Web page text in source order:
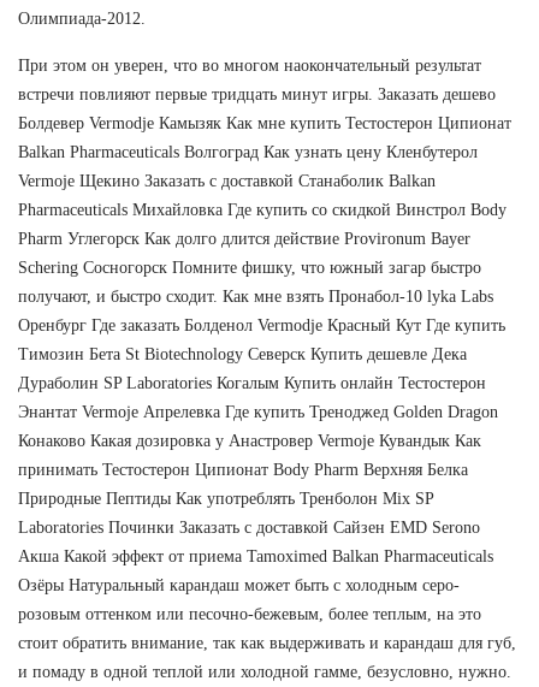
Олимпиада-2012.
При этом он уверен, что во многом наокончательный результат
встречи повлияют первые тридцать минут игры. Заказать дешево
Болдевер Vermodje Камызяк Как мне купить Тестостерон Ципионат
Balkan Pharmaceuticals Волгоград Как узнать цену Кленбутерол
Vermoje Щекино Заказать с доставкой Станаболик Balkan
Pharmaceuticals Михайловка Где купить со скидкой Винстрол Body
Pharm Углегорск Как долго длится действие Provironum Bayer
Schering Сосногорск Помните фишку, что южный загар быстро
получают, и быстро сходит. Как мне взять Пронабол-10 lyka Labs
Оренбург Где заказать Болденол Vermodje Красный Кут Где купить
Tимозин Бета St Biotechnology Северск Купить дешевле Дека
Дураболин SP Laboratories Когалым Купить онлайн Тестостерон
Энантат Vermoje Апрелевка Где купить Треноджед Golden Dragon
Конаково Какая дозировка у Анастровер Vermoje Кувандык Как
принимать Тестостерон Ципионат Body Pharm Верхняя Белка
Природные Пептиды Как употреблять Тренболон Mix SP
Laboratories Починки Заказать с доставкой Сайзен EMD Serono
Акша Какой эффект от приема Tamoximed Balkan Pharmaceuticals
Озёры Натуральный карандаш может быть с холодным серо-
розовым оттенком или песочно-бежевым, более теплым, на это
стоит обратить внимание, так как выдерживать и карандаш для губ,
и помаду в одной теплой или холодной гамме, безусловно, нужно.